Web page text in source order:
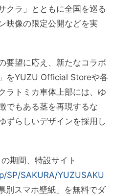
クラ」とともに全国を巡る
映像の限定公開などを実
要望に応え、新たなコラボ
をYUZU Official Storeや各
ラトミカ車体上部には、ゆ
でもある茎を再現するな
ずらしいデザインを採用し
期間、特設サイト
SAKURA/YUZUSAKU
別スマホ壁紙」を無料でダ